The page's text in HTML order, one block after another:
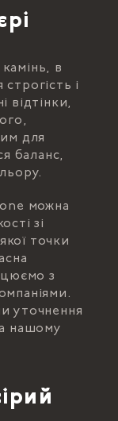
в
і
відтінки,
для
баланс,
можна
зі
точки
з
уточнення
нашому